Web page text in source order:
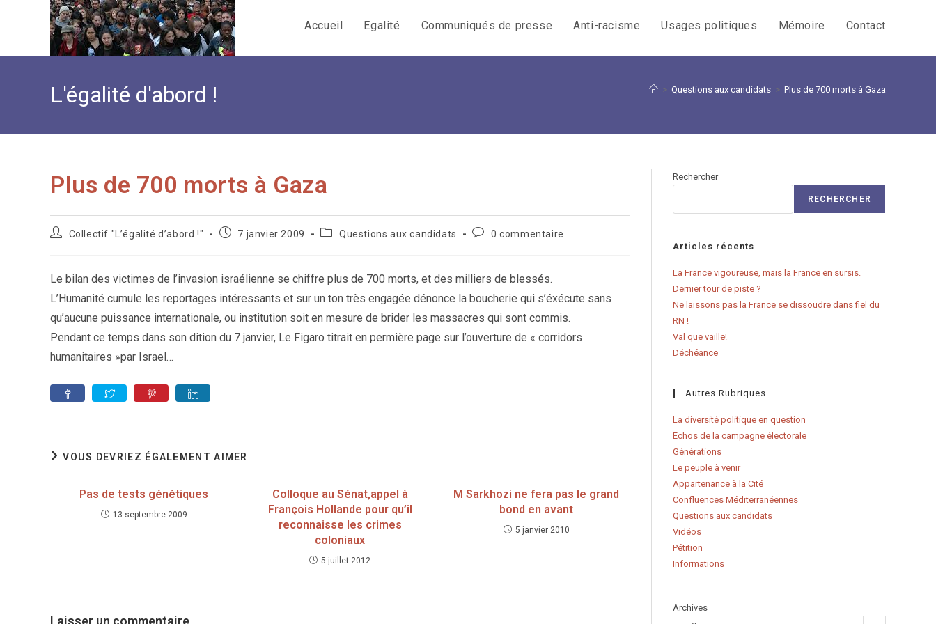
Accueil Egalité Communiqués de presse Anti-racisme Usages politiques Mémoire Contact
L'égalité d'abord ! > Questions aux candidats > Plus de 700 morts à Gaza
Plus de 700 morts à Gaza
Auteur/autrice
Collectif "L’égalité d’abord !"
Publication
7 janvier 2009
PostQuestions aux candidats
Commentaires
0 commentaire
Le bilan des victimes de l’invasion israélienne se chiffre plus de 700 morts, et des milliers de blessés.
L’Humanité cumule les reportages intéressants et sur un ton très engagée dénonce la boucherie qui s’éxécute sans
qu’aucune puissance internationale, ou institution soit en mesure de brider les massacres qui sont commis.
Pendant ce temps dans son dition du 7 janvier, Le Figaro titrait en permière page sur l’ouverture de « corridors
humanitaires »par Israel…
VOUS DEVRIEZ ÉGALEMENT AIMER
Pas de tests génétiques
13 septembre 2009
Colloque au Sénat,appel à
François Hollande pour qu’il
reconnaisse les crimes
coloniaux
5 juillet 2012
M Sarkhozi ne fera pas le grand
bond en avant
5 janvier 2010
Laisser un commentaire
Rechercher
RECHERCHER
Articles récents
La France vigoureuse, mais la France en sursis.
Dernier tour de piste ?
Ne laissons pas la France se dissoudre dans fiel du
RN !
Val que vaille!
Déchéance
Autres Rubriques
La diversité politique en question
Echos de la campagne électorale
Générations
Le peuple à venir
Appartenance à la Cité
Confluences Méditerranéennes
Questions aux candidats
Vidéos
Pétition
Informations
Archives